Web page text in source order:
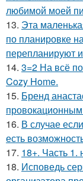
любимой моей
13. Эта
по планировке
перепланируют
14. 3=2 На всё
Cozy Home.
15. Бренд
16. В случае
есть
17. 18+. Часть
18. Исповедь